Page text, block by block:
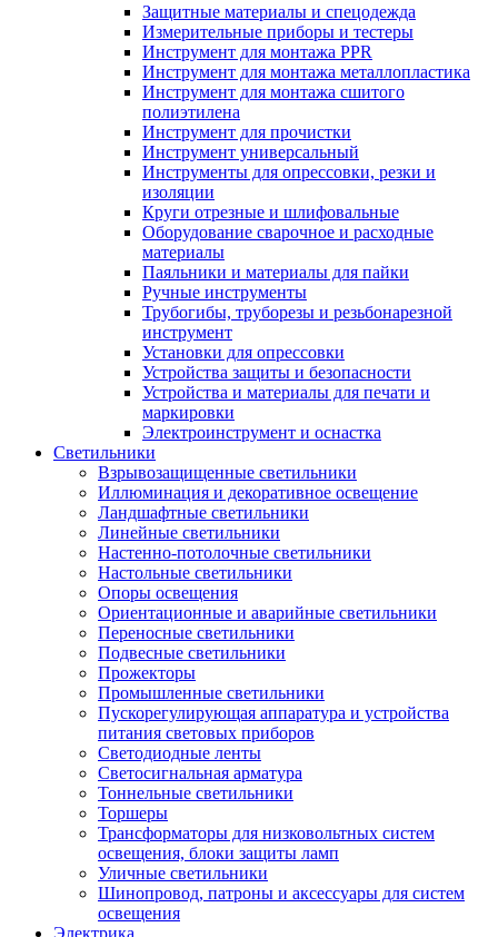
Защитные материалы и спецодежда
Измерительные приборы и тестеры
Инструмент для монтажа PPR
Инструмент для монтажа металлопластика
Инструмент для монтажа сшитого
полиэтилена
Инструмент для прочистки
Инструмент универсальный
Инструменты для опрессовки, резки и
изоляции
Круги отрезные и шлифовальные
Оборудование сварочное и расходные
материалы
Паяльники и материалы для пайки
Ручные инструменты
Трубогибы, труборезы и резьбонарезной
инструмент
Установки для опрессовки
Устройства защиты и безопасности
Устройства и материалы для печати и
маркировки
Электроинструмент и оснастка
Светильники
Взрывозащищенные светильники
Иллюминация и декоративное освещение
Ландшафтные светильники
Линейные светильники
Настенно-потолочные светильники
Настольные светильники
Опоры освещения
Ориентационные и аварийные светильники
Переносные светильники
Подвесные светильники
Прожекторы
Промышленные светильники
Пускорегулирующая аппаратура и устройства
питания световых приборов
Светодиодные ленты
Светосигнальная арматура
Тоннельные светильники
Торшеры
Трансформаторы для низковольтных систем
освещения, блоки защиты ламп
Уличные светильники
Шинопровод, патроны и аксессуары для систем
освещения
Электрика